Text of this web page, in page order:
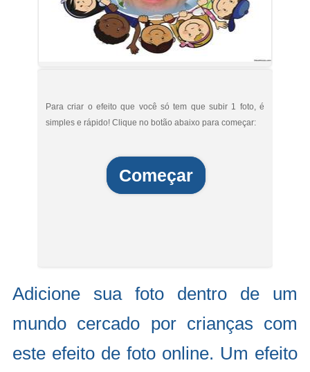
Para criar o efeito que você só tem que subir 1 foto, é
simples e rápido! Clique no botão abaixo para começar:
Começar
Adicione sua foto dentro de um
mundo cercado por crianças com
este efeito de foto online. Um efeito